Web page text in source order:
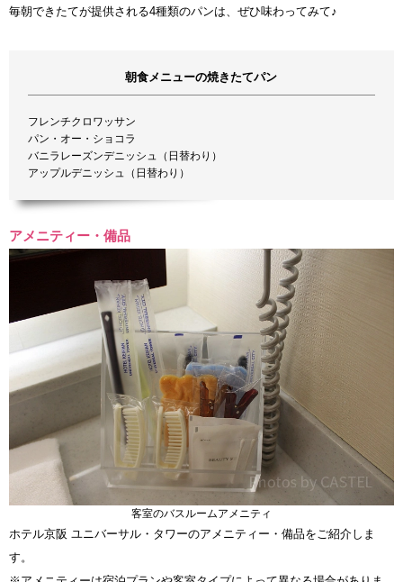
毎朝できたてが提供される4種類のパンは、ぜひ味わってみて♪
朝食メニューの焼きたてパン
フレンチクロワッサン
パン・オー・ショコラ
バニラレーズンデニッシュ（日替わり）
アップルデニッシュ（日替わり）
アメニティー・備品
客室のバスルームアメニティ
ホテル京阪 ユニバーサル・タワーのアメニティー・備品をご紹介しま
す。